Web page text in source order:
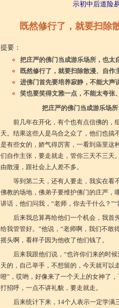
示初中后道险
既然修行了，就要扫除
提要：
把庄严的佛门当成游乐场所，也太
既然修行了，就要扫除散漫、自作
进佛门首先要培养寂静，不能大声
笑也要笑得文雅一点，不能太夸张
把庄严的佛门当成游乐场
前几年在开化，有个也有点信佛的，
天。结果这些人是乌合之众了，他们也搞
是有些女的，娇气得厉害，一看到庙里这
们自作主张，要走就走，管你三天不三天
由散漫，跟社会上人差不多。
等到第二天，还有人要走，我实在看
佛教的场地，佛弟子要维护佛门的庄严，
讲话，他们问我，“老师，你去干什么？
后来我总算再给他们一个机会，我首
给我管管好。”他说，“老师啊，我们不敢
摇头啊，看样子因为他收了他们钱了。
后来我跟他们说，“也许你们来的时
天的，自己举手，不想留的，今天就可以
噔”，哎哟，好像来了一个天上的女神了
打招呼，一点不讲礼貌，要走就走。
后来统计下来，14个人表示一定学满